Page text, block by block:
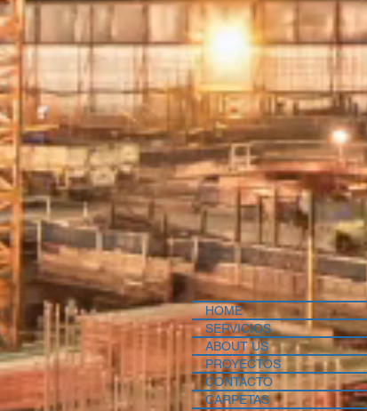
HOME
SERVICIOS
ABOUT US
PROYECTOS
CONTACTO
CARPETAS